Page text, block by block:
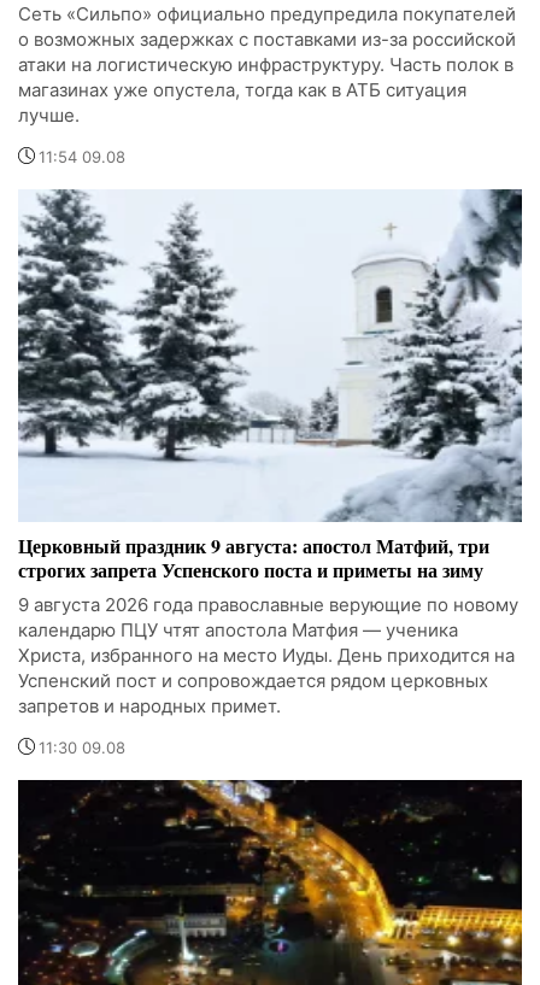
Сеть «Сильпо» официально предупредила покупателей
о возможных задержках с поставками из-за российской
атаки на логистическую инфраструктуру. Часть полок в
магазинах уже опустела, тогда как в АТБ ситуация
лучше.
11:54 09.08
Церковный праздник 9 августа: апостол Матфий, три
строгих запрета Успенского поста и приметы на зиму
9 августа 2026 года православные верующие по новому
календарю ПЦУ чтят апостола Матфия — ученика
Христа, избранного на место Иуды. День приходится на
Успенский пост и сопровождается рядом церковных
запретов и народных примет.
11:30 09.08